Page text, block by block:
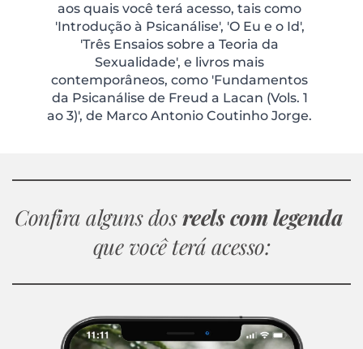
aos quais você terá acesso, tais como
'Introdução à Psicanálise', 'O Eu e o Id',
'Três Ensaios sobre a Teoria da
Sexualidade', e livros mais
contemporâneos, como 'Fundamentos
da Psicanálise de Freud a Lacan (Vols. 1
ao 3)', de Marco Antonio Coutinho Jorge.
Confira alguns dos
que você terá acesso: